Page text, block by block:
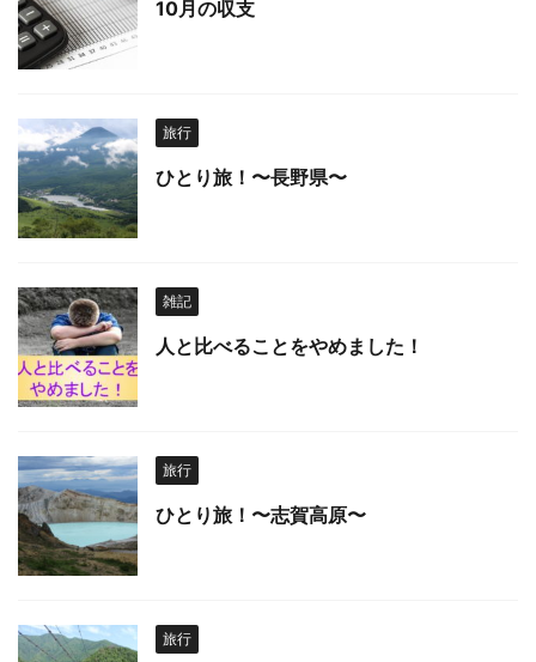
10月の収支
旅行
ひとり旅！〜長野県〜
雑記
人と比べることをやめました！
旅行
ひとり旅！〜志賀高原〜
旅行